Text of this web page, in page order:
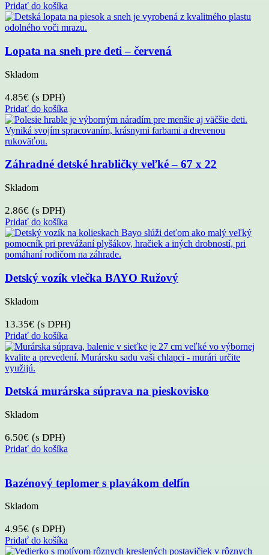
Pridať do košíka
Lopata na sneh pre deti – červená
Skladom
4.85€ (s DPH)
Pridať do košíka
Záhradné detské hrabličky veľké – 67 x 22
Skladom
2.86€ (s DPH)
Pridať do košíka
Detský vozík vlečka BAYO Ružový
Skladom
13.35€ (s DPH)
Pridať do košíka
Detská murárska súprava na pieskovisko
Skladom
6.50€ (s DPH)
Pridať do košíka
Bazénový teplomer s plavákom delfín
Skladom
4.95€ (s DPH)
Pridať do košíka